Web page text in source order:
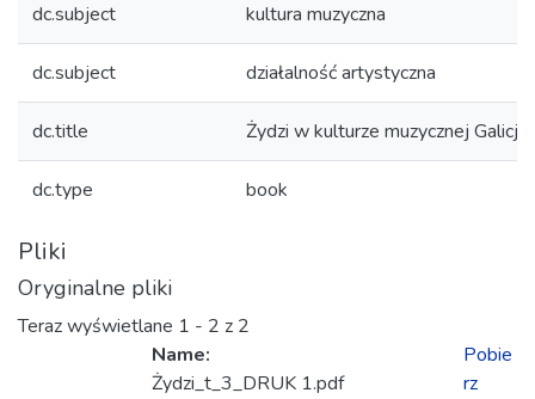
dc.subject kultura muzyczna
dc.subject działalność artystyczna
dc.title Żydzi w kulturze muzycznej Galicji.
dc.type book
Pliki
Oryginalne pliki
Teraz wyświetlane 1 - 2 z 2
Name:
Żydzi_t_3_DRUK 1.pdf
Pobie
rz